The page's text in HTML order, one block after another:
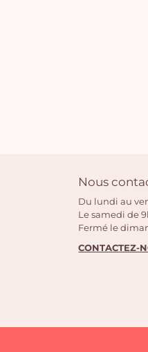
Nous
Du lundi au
Le samedi de
Fermé le
CONTACTEZ-